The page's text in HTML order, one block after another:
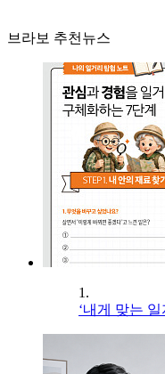
브라보 추천뉴스
1.
‘내게 맞는